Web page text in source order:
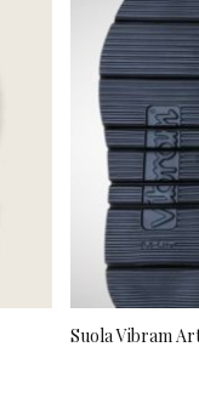
Suola Vibram